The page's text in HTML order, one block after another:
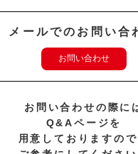
メールでのお問い合
お問い合わせ
お問い合わせの際に
Q&Aページを
用意しておりますので